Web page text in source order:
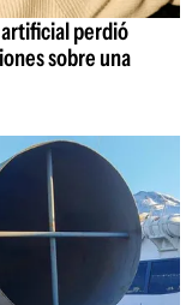
perdió
sobre una